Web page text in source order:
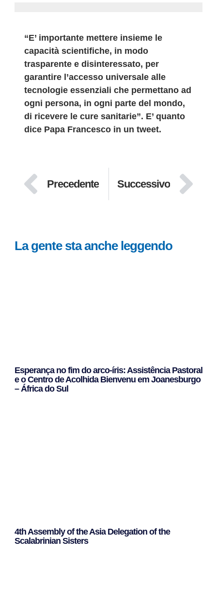
“E’ importante mettere insieme le
capacità scientifiche, in modo
trasparente e disinteressato, per
garantire l’accesso universale alle
tecnologie essenziali che permettano ad
ogni persona, in ogni parte del mondo,
di ricevere le cure sanitarie”. E’ quanto
dice Papa Francesco in un tweet.
Precedente Successivo
La gente sta anche leggendo
Esperança no fim do arco-íris: Assistência Pastoral
e o Centro de Acolhida Bienvenu em Joanesburgo
– África do Sul
4th Assembly of the Asia Delegation of the
Scalabrinian Sisters